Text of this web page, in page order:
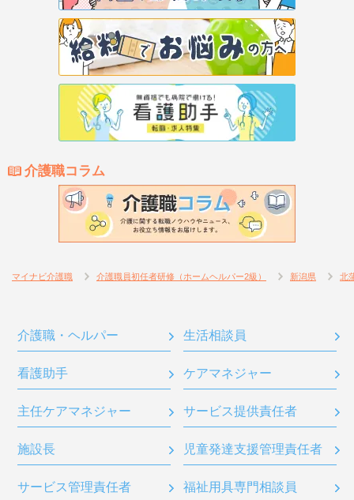
介護職コラム
マイナビ介護職 介護職員初任者研修（ホームヘルパー2級） 新潟県 北
介護職・ヘルパー 生活相談員
看護助手 ケアマネジャー
主任ケアマネジャー サービス提供責任者
施設長 児童発達支援管理責任者
サービス管理責任者 福祉用具専門相談員